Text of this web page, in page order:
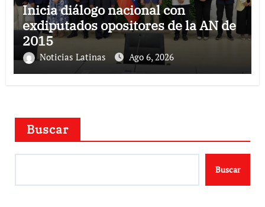
Inicia diálogo nacional con
exdiputados opositores de la AN de
2015
Noticias Latinas Ago 6, 2026
Buscar
Buscar